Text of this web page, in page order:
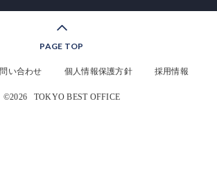
PAGE TOP
い合わせ 個人情報保護方針 採用情報
©2026 TOKYO BEST OFFICE